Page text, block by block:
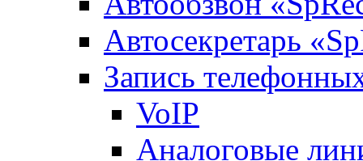
Автосекретарь
Запись
VoIP
Аналоговые